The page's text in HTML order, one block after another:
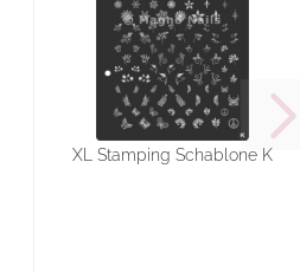
XL Stamping Schablone K